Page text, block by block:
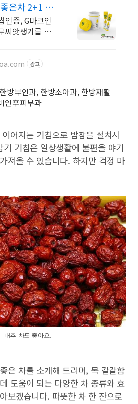
은차 2+1 이
인증, G마크인
씨앗생기름 스
광고
방부인과, 한방소아과, 한방재활
인후피부과
어지는 기침으로 밤잠을 설치시
기 기침은 일상생활에 불편을 야기
져올 수 있습니다. 하지만 걱정 마
대추 차도 좋아요.
은 차를 소개해 드리며, 목 칼칼함
도움이 되는 다양한 차 종류와 효
보겠습니다. 따뜻한 차 한 잔으로